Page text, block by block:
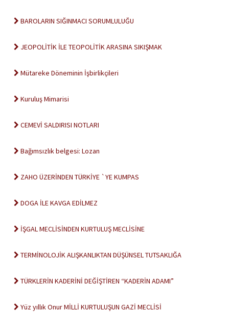
BAROLARIN SIĞINMACI SORUMLULUĞU
JEOPOLİTİK İLE TEOPOLİTİK ARASINA SIKIŞMAK
Mütareke Döneminin İşbirlikçileri
Kuruluş Mimarisi
CEMEVİ SALDIRISI NOTLARI
Bağımsızlık belgesi: Lozan
ZAHO ÜZERİNDEN TÜRKİYE `YE KUMPAS
DOGA İLE KAVGA EDİLMEZ
İŞGAL MECLİSİNDEN KURTULUŞ MECLİSİNE
TERMİNOLOJİK ALIŞKANLIKTAN DÜŞÜNSEL TUTSAKLIĞA
TÜRKLERİN KADERİNİ DEĞİŞTİREN “KADERİN ADAMI”
Yüz yıllık Onur MİLLİ KURTULUŞUN GAZİ MECLİSİ